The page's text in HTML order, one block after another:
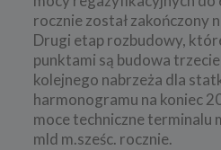
rocznie został zakończony
Drugi etap rozbudowy,
punktami są budowa
kolejnego nabrzeża dla
harmonogramu na koniec
moce techniczne terminalu
mld m.sześc. rocznie.